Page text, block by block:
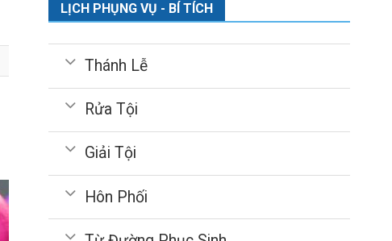
LỊCH PHỤNG VỤ - BÍ TÍCH
Thánh Lễ
Rửa Tội
Giải Tội
Hôn Phối